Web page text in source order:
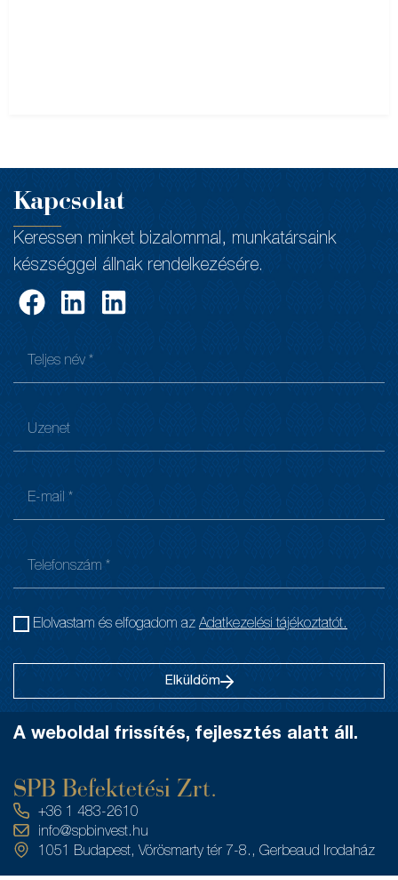
Kapcsolat
Keressen minket bizalommal, munkatársaink
készséggel állnak rendelkezésére.
Elolvastam és elfogadom az Adatkezelési tájékoztatót.
Elküldöm
A weboldal frissítés, fejlesztés alatt áll.
SPB Befektetési Zrt.
+36 1 483-2610
info@spbinvest.hu
1051 Budapest, Vörösmarty tér 7-8., Gerbeaud Irodaház